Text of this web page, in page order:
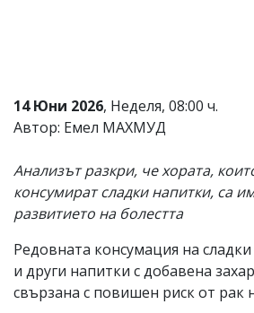
от
читателите
и
не
носи
отговорност
за
Ако
откриете
обиден
за
14 Юни 2026, Неделя, 08:00 ч.
Автор: Емел МАХМУД
Анализът разкри, че хората,
консумират сладки напитки, са
развитието на болестта
Редовната консумация на
и други напитки с добавена
свързана с повишен риск от рак